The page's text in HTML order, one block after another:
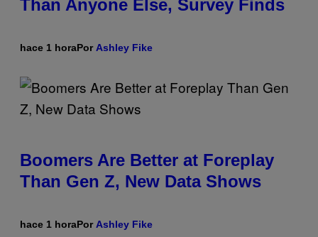
Than Anyone Else, Survey Finds
hace 1 horaPor Ashley Fike
Boomers Are Better at Foreplay
Than Gen Z, New Data Shows
hace 1 horaPor Ashley Fike